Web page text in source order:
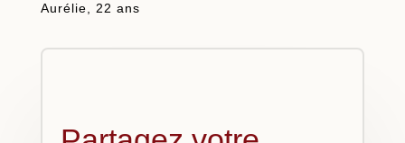
Aurélie, 22 ans